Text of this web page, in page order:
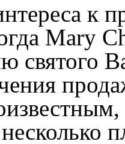
к
Mary
святого